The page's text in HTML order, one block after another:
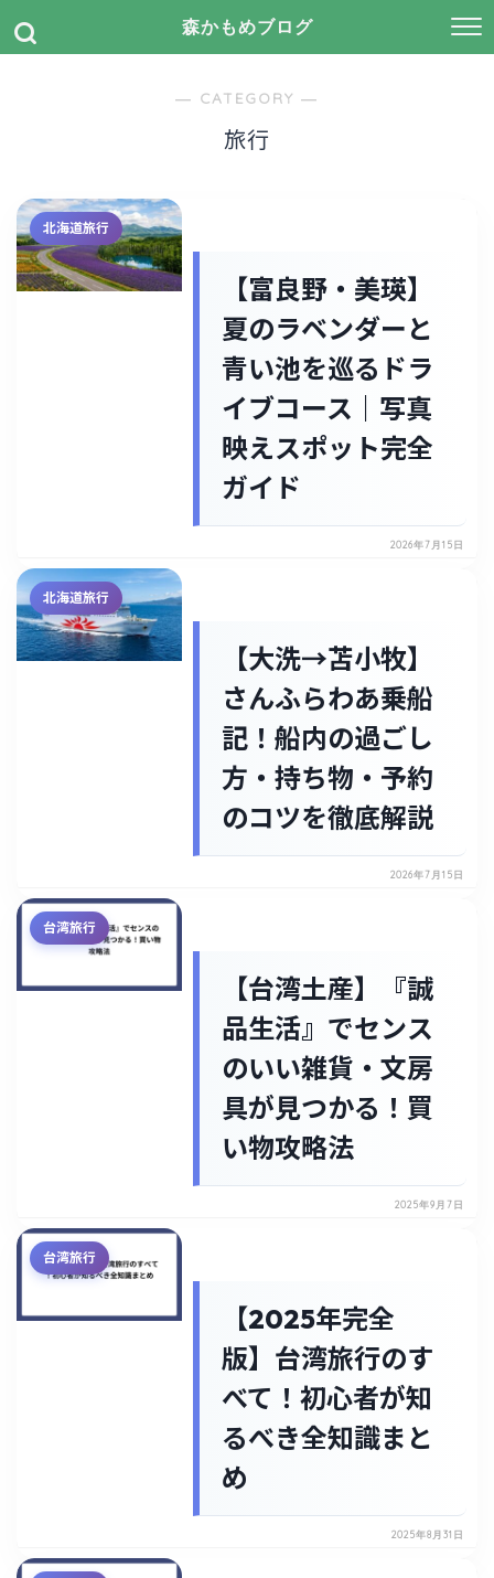
森かもめブログ
― CATEGORY ―
旅行
北海道旅行
【富良野・美瑛】
夏のラベンダーと
青い池を巡るドラ
イブコース｜写真
映えスポット完全
ガイド
2026年7月15日
北海道旅行
【大洗→苫小牧】
さんふらわあ乗船
記！船内の過ごし
方・持ち物・予約
のコツを徹底解説
2026年7月15日
台湾旅行
【台湾土産】『誠
品生活』でセンス
のいい雑貨・文房
具が見つかる！買
い物攻略法
2025年9月7日
台湾旅行
【2025年完全
版】台湾旅行のす
べて！初心者が知
るべき全知識まと
め
2025年8月31日